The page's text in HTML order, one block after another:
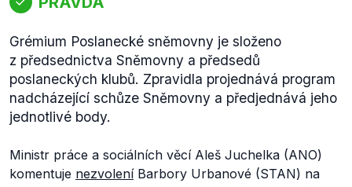
Grémium Poslanecké sněmovny je složeno
z předsednictva Sněmovny a předsedů
poslaneckých klubů. Zpravidla projednává program
nadcházející schůze Sněmovny a předjednává jeho
jednotlivé body.
Ministr práce a sociálních věcí Aleš Juchelka (ANO)
komentuje nezvoleníBarbory Urbanové (STAN) na